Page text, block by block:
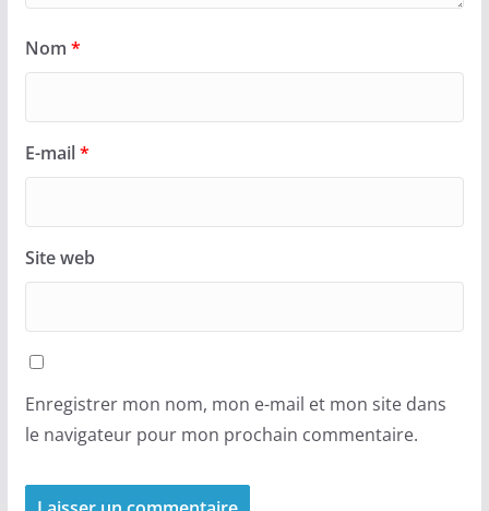
Nom *
E-mail*
Site web
Enregistrer mon nom, mon e-mail et mon site dans
le navigateur pour mon prochain commentaire.